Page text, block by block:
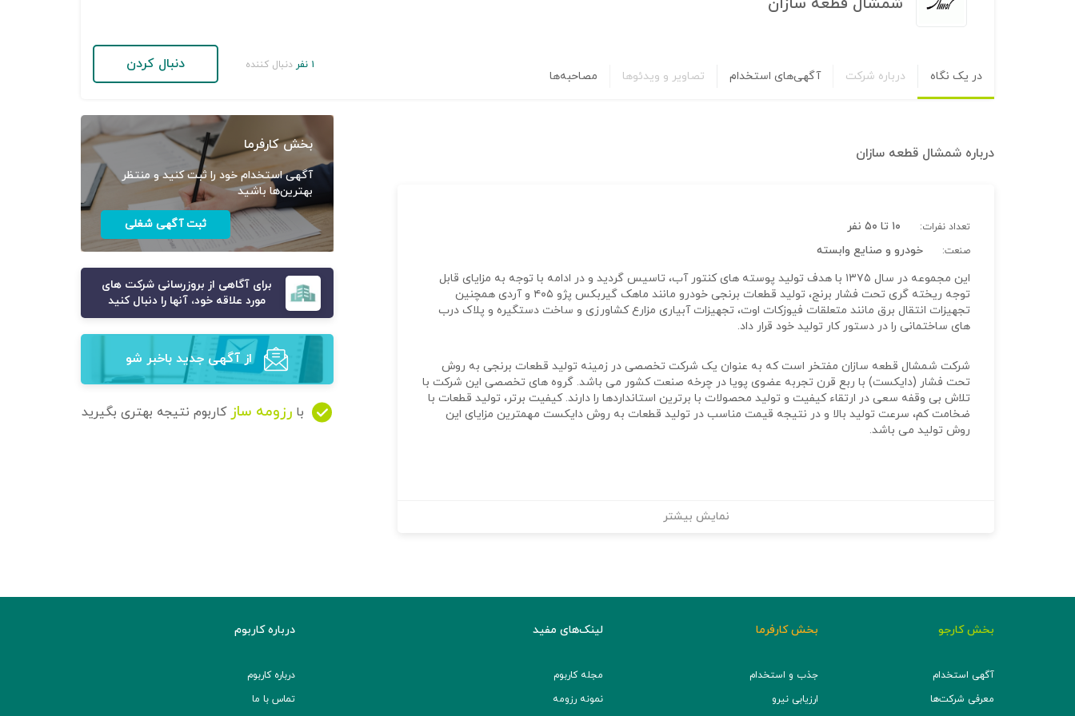
در یک نگاه درباره شرکت آگهی‌های استخدام تصاویر و ویدئوها مصاحبه‌ها
۱ نفر دنبال کننده دنبال کردن
درباره شمشال قطعه سازان
تعداد نفرات: ۱۰ تا ۵۰ نفر
صنعت:
خودرو و صنایع وابسته
این مجموعه در سال ۱۳۷۵ با هدف تولید پوسته های کنتور آب، تاسیس گردید و در ادامه با توجه به مزایای قابل
توجه ریخته گری تحت فشار برنج، تولید قطعات برنجی خودرو مانند ماهک گیربکس پژو ۴۰۵ و آردی همچنین
تجهیزات انتقال برق مانند متعلقات فیوزکات اوت، تجهیزات آبیاری مزارع کشاورزی و ساخت دستگیره و پلاک درب
های ساختمانی را در دستور کار تولید خود قرار داد.
شرکت شمشال قطعه سازان مفتخر است که به عنوان یک شرکت تخصصی در زمینه تولید قطعات برنجی به روش
تحت فشار (دایکست) با ربع قرن تجربه عضوی پویا در چرخه صنعت کشور می باشد. گروه های تخصصی این شرکت با
تلاش بی وقفه سعی در ارتقاء کیفیت و تولید محصولات با برترین استانداردها را دارند. کیفیت برتر، تولید قطعات با
ضخامت کم، سرعت تولید بالا و در نتیجه قیمت مناسب در تولید قطعات به روش دایکست مهمترین مزایای این
روش تولید می باشد.
نمایش بیشتر
بخش کارفرما
آگهی استخدام خود را ثبت کنید و منتظر
بهترین‌ها باشید
ثبت آگهی شغلی
برای آگاهی از بروزرسانی شرکت های
مورد علاقه خود، آنها را دنبال کنید
از آگهی‌ جدید باخبر شو
با رزومه ساز کاربوم نتیجه بهتری بگیرید
بخش کارجو
آگهی استخدام
معرفی شرکت‌ها
بخش کارفرما
جذب و استخدام
ارزیابی نیرو
لینک‌های مفید
مجله کاربوم
نمونه رزومه
درباره کاربوم
درباره کاربوم
تماس با ما